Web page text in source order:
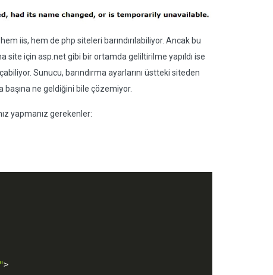
iis, hem de php siteleri barındırılabiliyor. Ancak bu
site için asp.net gibi bir ortamda geliltirilme yapıldı ise
Sunucu, barındırma ayarlarını üstteki siteden
başına ne geldiğini bile çözemiyor.
yapmanız gerekenler:
>